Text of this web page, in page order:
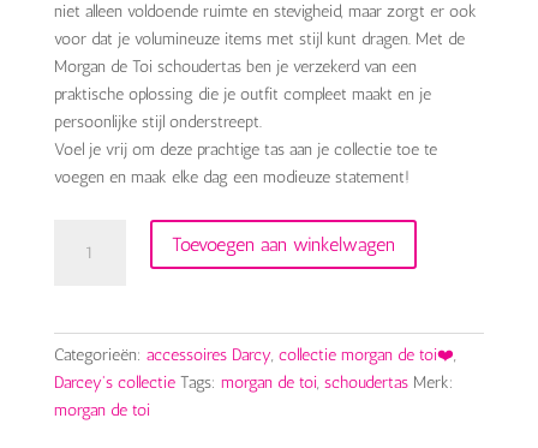
niet alleen voldoende ruimte en stevigheid, maar zorgt er ook
voor dat je volumineuze items met stijl kunt dragen. Met de
Morgan de Toi schoudertas ben je verzekerd van een
praktische oplossing die je outfit compleet maakt en je
persoonlijke stijl onderstreept.
Voel je vrij om deze prachtige tas aan je collectie toe te
voegen en maak elke dag een modieuze statement!
Morgan
Toevoegen aan winkelwagen
Categorieën: accessoires Darcy, collectie morgan de toi❤️,
Darcey's collectie Tags: morgan de toi, schoudertas Merk:
morgan de toi